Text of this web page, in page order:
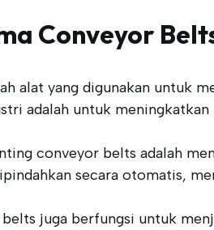
Conveyor
alat yang digunakan untuk
adalah untuk
conveyor belts adalah
secara otomatis,
juga berfungsi untuk